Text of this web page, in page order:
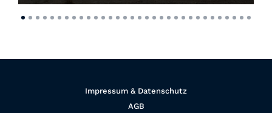
Impressum & Datenschutz
AGB